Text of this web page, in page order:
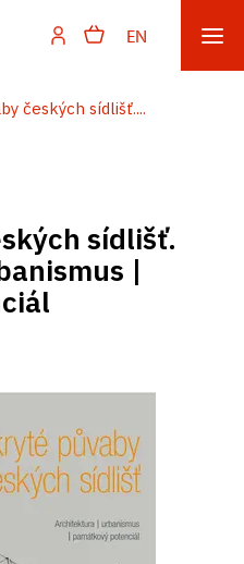
EN
českých sídlišť....
sídlišť.
|